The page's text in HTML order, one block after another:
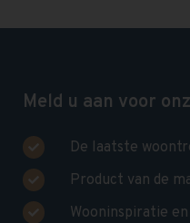
Meld u aan voor
De laatste
Product van de
Wooninspiratie